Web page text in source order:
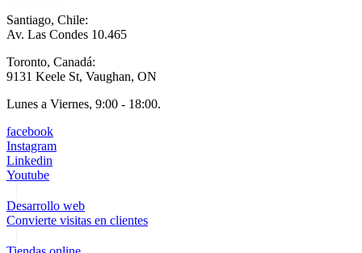
Santiago, Chile:
Av. Las Condes 10.465
Toronto, Canadá:
9131 Keele St, Vaughan, ON
Lunes a Viernes, 9:00 - 18:00.
facebook
Instagram
Linkedin
Youtube
Desarrollo web
Convierte visitas en clientes